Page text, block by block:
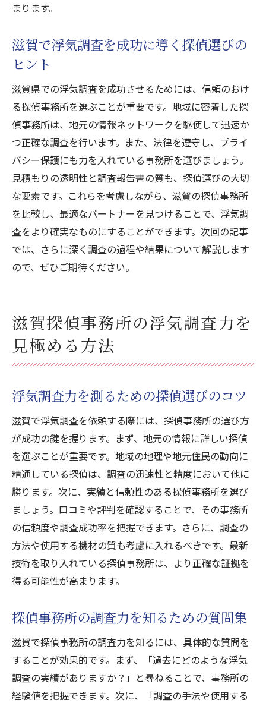
まります。
滋賀で浮気調査を成功に導く探偵選びの
ヒント
滋賀県での浮気調査を成功させるためには、信頼のおけ
る探偵事務所を選ぶことが重要です。地域に密着した探
偵事務所は、地元の情報ネットワークを駆使して迅速か
つ正確な調査を行います。また、法律を遵守し、プライ
バシー保護にも力を入れている事務所を選びましょう。
見積もりの透明性と調査報告書の質も、探偵選びの大切
な要素です。これらを考慮しながら、滋賀の探偵事務所
を比較し、最適なパートナーを見つけることで、浮気調
査をより確実なものにすることができます。次回の記事
では、さらに深く調査の過程や結果について解説します
ので、ぜひご期待ください。
滋賀探偵事務所の浮気調査力を
見極める方法
浮気調査力を測るための探偵選びのコツ
滋賀で浮気調査を依頼する際には、探偵事務所の選び方
が成功の鍵を握ります。まず、地元の情報に詳しい探偵
を選ぶことが重要です。地域の地理や地元住民の動向に
精通している探偵は、調査の迅速性と精度において他に
勝ります。次に、実績と信頼性のある探偵事務所を選び
ましょう。口コミや評判を確認することで、その事務所
の信頼度や調査成功率を把握できます。さらに、調査の
方法や使用する機材の質も考慮に入れるべきです。最新
技術を取り入れている探偵事務所は、より正確な証拠を
得る可能性が高まります。
探偵事務所の調査力を知るための質問集
滋賀で探偵事務所の調査力を知るには、具体的な質問を
することが効果的です。まず、「過去にどのような浮気
調査の実績がありますか？」と尋ねることで、事務所の
経験値を把握できます。次に、「調査の手法や使用する